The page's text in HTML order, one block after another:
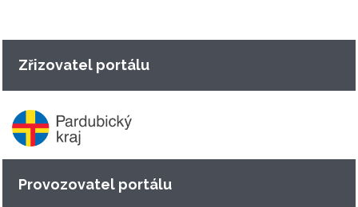
Zřizovatel portálu
Provozovatel portálu